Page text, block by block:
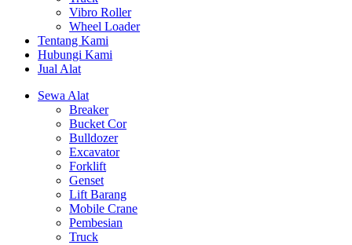
Vibro Roller
Wheel Loader
Tentang Kami
Hubungi Kami
Jual Alat
Sewa Alat
Breaker
Bucket Cor
Bulldozer
Excavator
Forklift
Genset
Lift Barang
Mobile Crane
Pembesian
Truck